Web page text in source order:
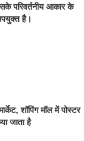
परिवर्तनीय आकार के
है।
शॉपिंग मॉल में पोस्टर
जाता है